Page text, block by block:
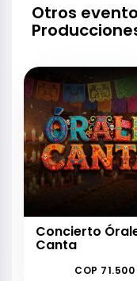
Otros
Concierto
Canta
COP 71.500